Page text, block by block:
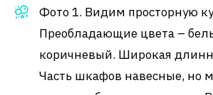
Фото 1. Видим просторную
Преобладающие цвета –
коричневый. Широкая
Часть шкафов навесные, но